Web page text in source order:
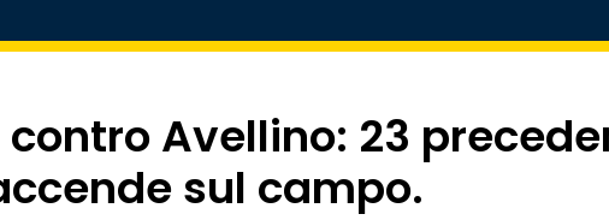
Avellino: 23
sul campo.